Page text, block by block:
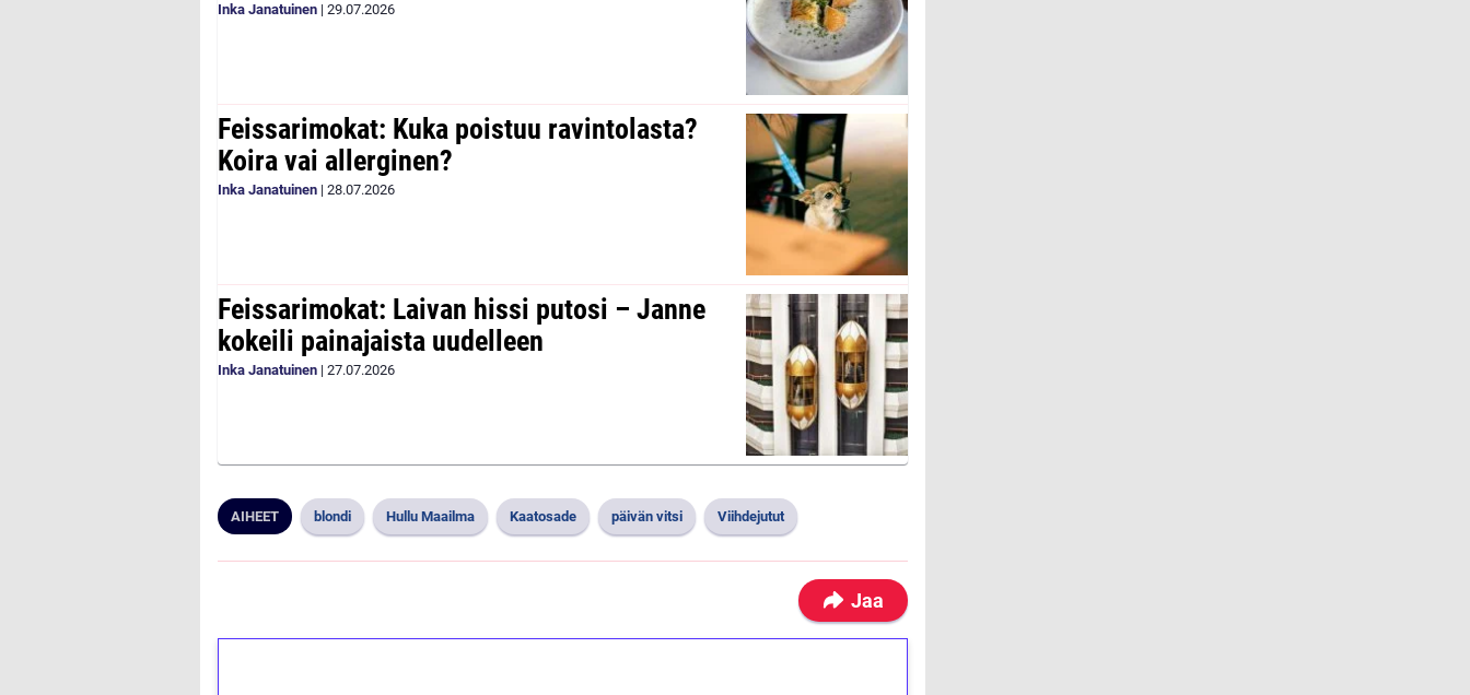
Inka Janatuinen | 29.07.2026
Feissarimokat: Kuka poistuu ravintolasta?
Koira vai allerginen?
Inka Janatuinen | 28.07.2026
Feissarimokat: Laivan hissi putosi – Janne
kokeili painajaista uudelleen
Inka Janatuinen | 27.07.2026
AIHEET blondi Hullu Maailma Kaatosade päivän vitsi Viihdejutut
Jaa